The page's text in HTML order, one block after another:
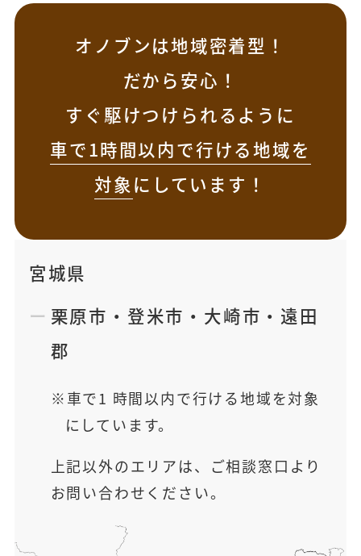
オノブンは地域密着型！
だから安心！
すぐ駆けつけられるように
車で1時間以内で行ける地域を
対象にしています！
宮城県
栗原市 ・ 登米市 ・ 大崎市 ・ 遠田
郡
車で1 時間以内で行ける地域を対象
にしています。
上記以外のエリアは、ご相談窓口より
お問い合わせください。